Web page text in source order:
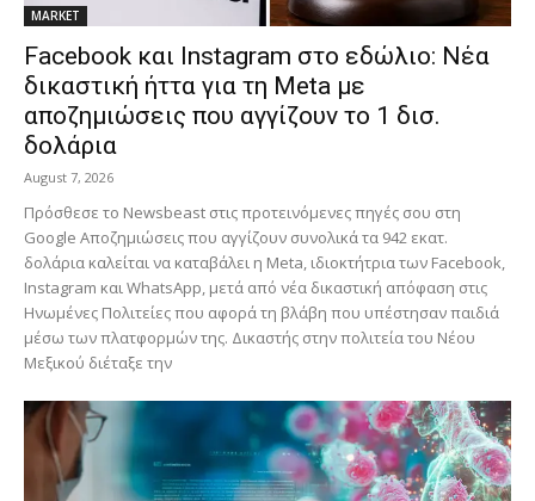
MARKET
Facebook και Instagram στο εδώλιο: Νέα
δικαστική ήττα για τη Meta με
αποζημιώσεις που αγγίζουν το 1 δισ.
δολάρια
August 7, 2026
Πρόσθεσε το Newsbeast στις προτεινόμενες πηγές σου στη
Google Αποζημιώσεις που αγγίζουν συνολικά τα 942 εκατ.
δολάρια καλείται να καταβάλει η Meta, ιδιοκτήτρια των Facebook,
Instagram και WhatsApp, μετά από νέα δικαστική απόφαση στις
Ηνωμένες Πολιτείες που αφορά τη βλάβη που υπέστησαν παιδιά
μέσω των πλατφορμών της. Δικαστής στην πολιτεία του Νέου
Μεξικού διέταξε την